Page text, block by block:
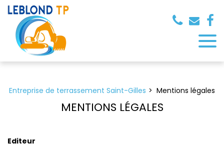
Entreprise de terrassement Saint-Gilles Mentions légales
MENTIONS LÉGALES
Editeur
Panneau de gestion des cookies